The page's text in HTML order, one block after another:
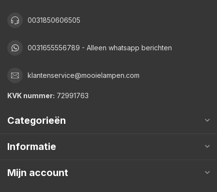
0031850606505
0031655556789 - Alleen whatsapp berichten
klantenservice@mooielampen.com
KVK nummer: 72991763
Categorieën
Informatie
Mijn account